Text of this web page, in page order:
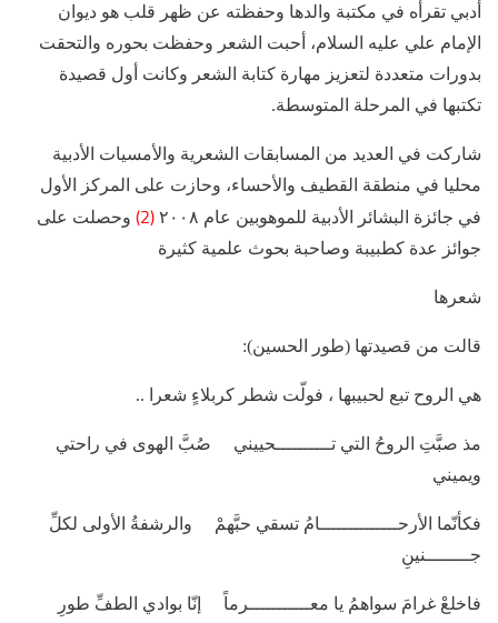
أدبي تقرأه في مكتبة والدها وحفظته عن ظهر قلب هو ديوان
الإمام علي عليه السلام، أحبت الشعر وحفظت بحوره والتحقت
بدورات متعددة لتعزيز مهارة كتابة الشعر وكانت أول قصيدة
تكتبها في المرحلة المتوسطة.
شاركت في العديد من المسابقات الشعرية والأمسيات الأدبية
محليا في منطقة القطيف والأحساء، وحازت على المركز الأول
في جائزة البشائر الأدبية للموهوبين عام ٢٠٠٨
(2)
وحصلت على
جوائز عدة كطبيبة وصاحبة بحوث علمية كثيرة
شعرها
قالت من قصيدتها (طور الحسين):
هي الروح تبع لحبيبها ، فولّت شطر كربلاءٍ شعرا ..
مذ صبَّتِ الروحُ التي تــــــــــحييني صُبَّ الهوى في راحتي
ويميني
فكأنّما الأرحــــــــــــــامُ تسقي حبَّهمْ والرشفةُ الأولى لكلِّ
جــــــــنينِ
فاخلعْ غرامَ سواهمُ يا معـــــــــــرماً إنّا بوادي الطفِّ طورِ